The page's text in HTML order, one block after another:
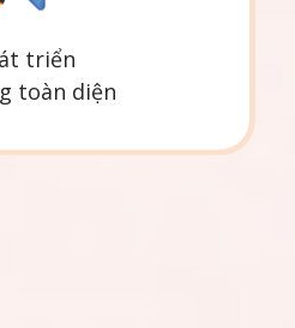
triển
toàn diện